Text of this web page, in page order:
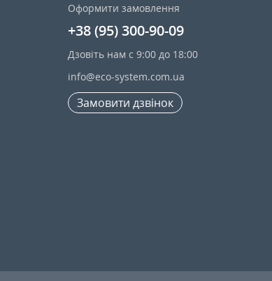
Оформити замовлення
+38 (95) 300-90-09
Дзовіть нам с 9:00 до 18:00
info@eco-system.com.ua
Замовити дзвінок